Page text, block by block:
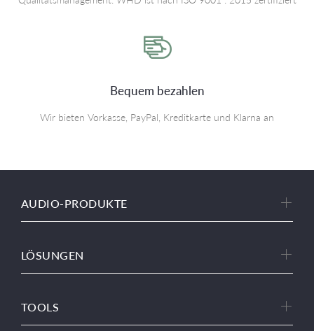
Bequem bezahlen
Wir bieten Vorkasse, PayPal, Kreditkarte und Klarna an
AUDIO-PRODUKTE
LÖSUNGEN
TOOLS